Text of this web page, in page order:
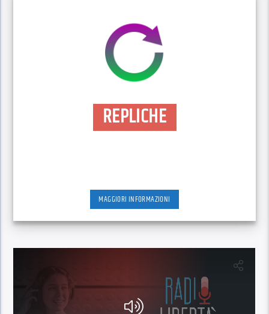
REPLICHE
MAGGIORI INFORMAZIONI